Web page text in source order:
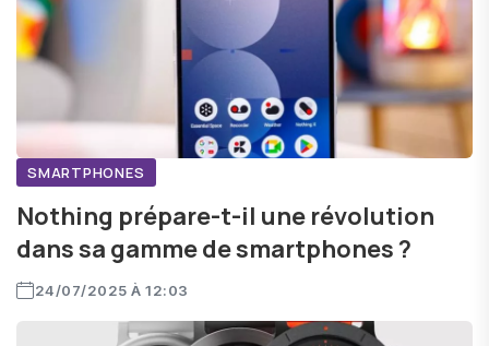
SMARTPHONES
Nothing prépare-t-il une révolution
dans sa gamme de smartphones ?
24/07/2025 À 12:03